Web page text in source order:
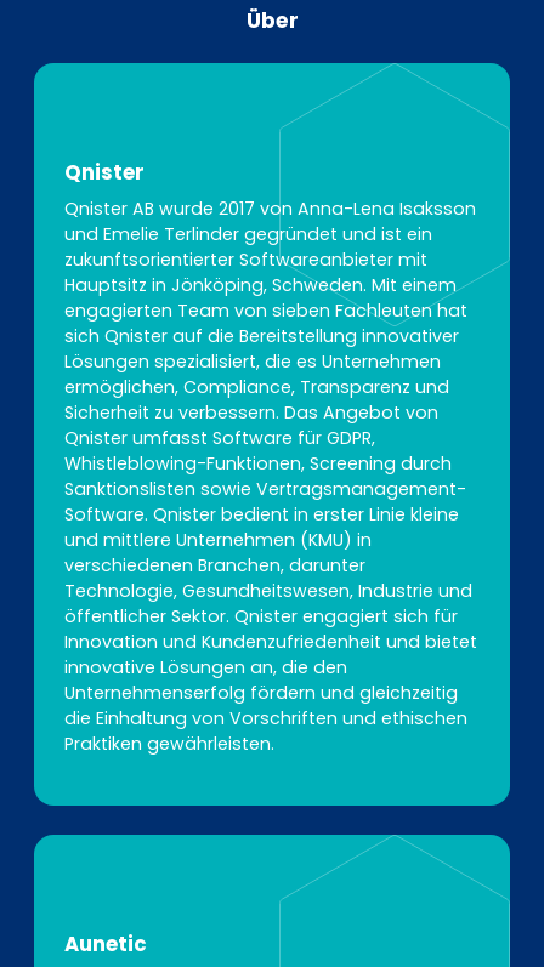
Über
Qnister
Qnister AB wurde 2017 von Anna-Lena Isaksson
und Emelie Terlinder gegründet und ist ein
zukunftsorientierter Softwareanbieter mit
Hauptsitz in Jönköping, Schweden. Mit einem
engagierten Team von sieben Fachleuten hat
sich Qnister auf die Bereitstellung innovativer
Lösungen spezialisiert, die es Unternehmen
ermöglichen, Compliance, Transparenz und
Sicherheit zu verbessern. Das Angebot von
Qnister umfasst Software für GDPR,
Whistleblowing-Funktionen, Screening durch
Sanktionslisten sowie Vertragsmanagement-
Software. Qnister bedient in erster Linie kleine
und mittlere Unternehmen (KMU) in
verschiedenen Branchen, darunter
Technologie, Gesundheitswesen, Industrie und
öffentlicher Sektor. Qnister engagiert sich für
Innovation und Kundenzufriedenheit und bietet
innovative Lösungen an, die den
Unternehmenserfolg fördern und gleichzeitig
die Einhaltung von Vorschriften und ethischen
Praktiken gewährleisten.
Aunetic